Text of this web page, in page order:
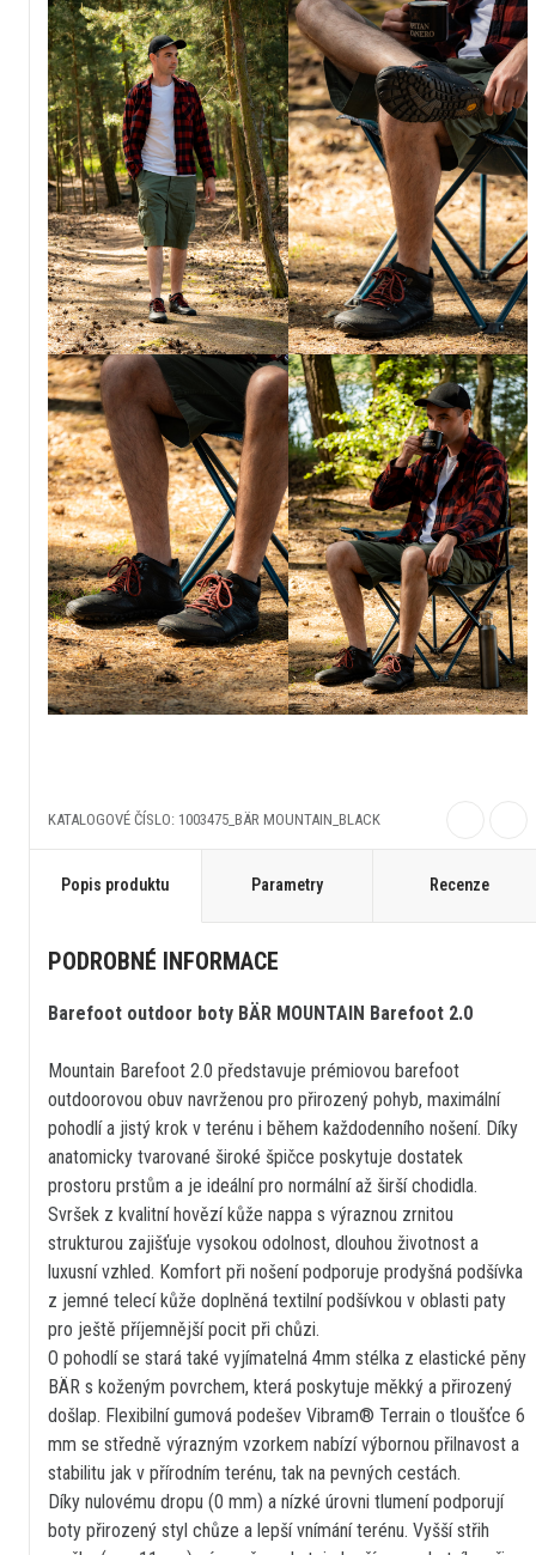
KATALOGOVÉ ČÍSLO: 1003475_BÄR MOUNTAIN_BLACK
Popis produktu Parametry Recenze
PODROBNÉ INFORMACE
Barefoot outdoor boty BÄR MOUNTAIN Barefoot 2.0
Mountain Barefoot 2.0 představuje prémiovou barefoot
outdoorovou obuv navrženou pro přirozený pohyb, maximální
pohodlí a jistý krok v terénu i během každodenního nošení. Díky
anatomicky tvarované široké špičce poskytuje dostatek
prostoru prstům a je ideální pro normální až širší chodidla.
Svršek z kvalitní hovězí kůže nappa s výraznou zrnitou
strukturou zajišťuje vysokou odolnost, dlouhou životnost a
luxusní vzhled. Komfort při nošení podporuje prodyšná podšívka
z jemné telecí kůže doplněná textilní podšívkou v oblasti paty
pro ještě příjemnější pocit při chůzi.
O pohodlí se stará také vyjímatelná 4mm stélka z elastické pěny
BÄR s koženým povrchem, která poskytuje měkký a přirozený
došlap. Flexibilní gumová podešev Vibram® Terrain o tloušťce 6
mm se středně výrazným vzorkem nabízí výbornou přilnavost a
stabilitu jak v přírodním terénu, tak na pevných cestách.
Díky nulovému dropu (0 mm) a nízké úrovni tlumení podporují
boty přirozený styl chůze a lepší vnímání terénu. Vyšší střih